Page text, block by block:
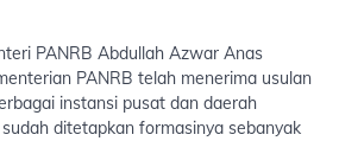
PANRB Abdullah Azwar Anas
PANRB telah menerima usulan
instansi pusat dan daerah
ditetapkan formasinya sebanyak